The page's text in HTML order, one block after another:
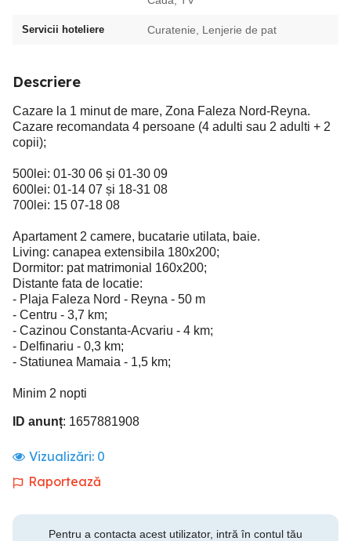
Servicii hoteliere Curatenie, Lenjerie de pat
Descriere
Cazare la 1 minut de mare, Zona Faleza Nord-Reyna.
Cazare recomandata 4 persoane (4 adulti sau 2 adulti + 2
copii);
500lei: 01-30 06 și 01-30 09
600lei: 01-14 07 și 18-31 08
700lei: 15 07-18 08
Apartament 2 camere, bucatarie utilata, baie.
Living: canapea extensibila 180x200;
Dormitor: pat matrimonial 160x200;
Distante fata de locatie:
- Plaja Faleza Nord - Reyna - 50 m
- Centru - 3,7 km;
- Cazinou Constanta-Acvariu - 4 km;
- Delfinariu - 0,3 km;
- Statiunea Mamaia - 1,5 km;
Minim 2 nopti
ID anunț: 1657881908
Vizualizări: 0
Raportează
Pentru a contacta acest utilizator, intră în contul tău